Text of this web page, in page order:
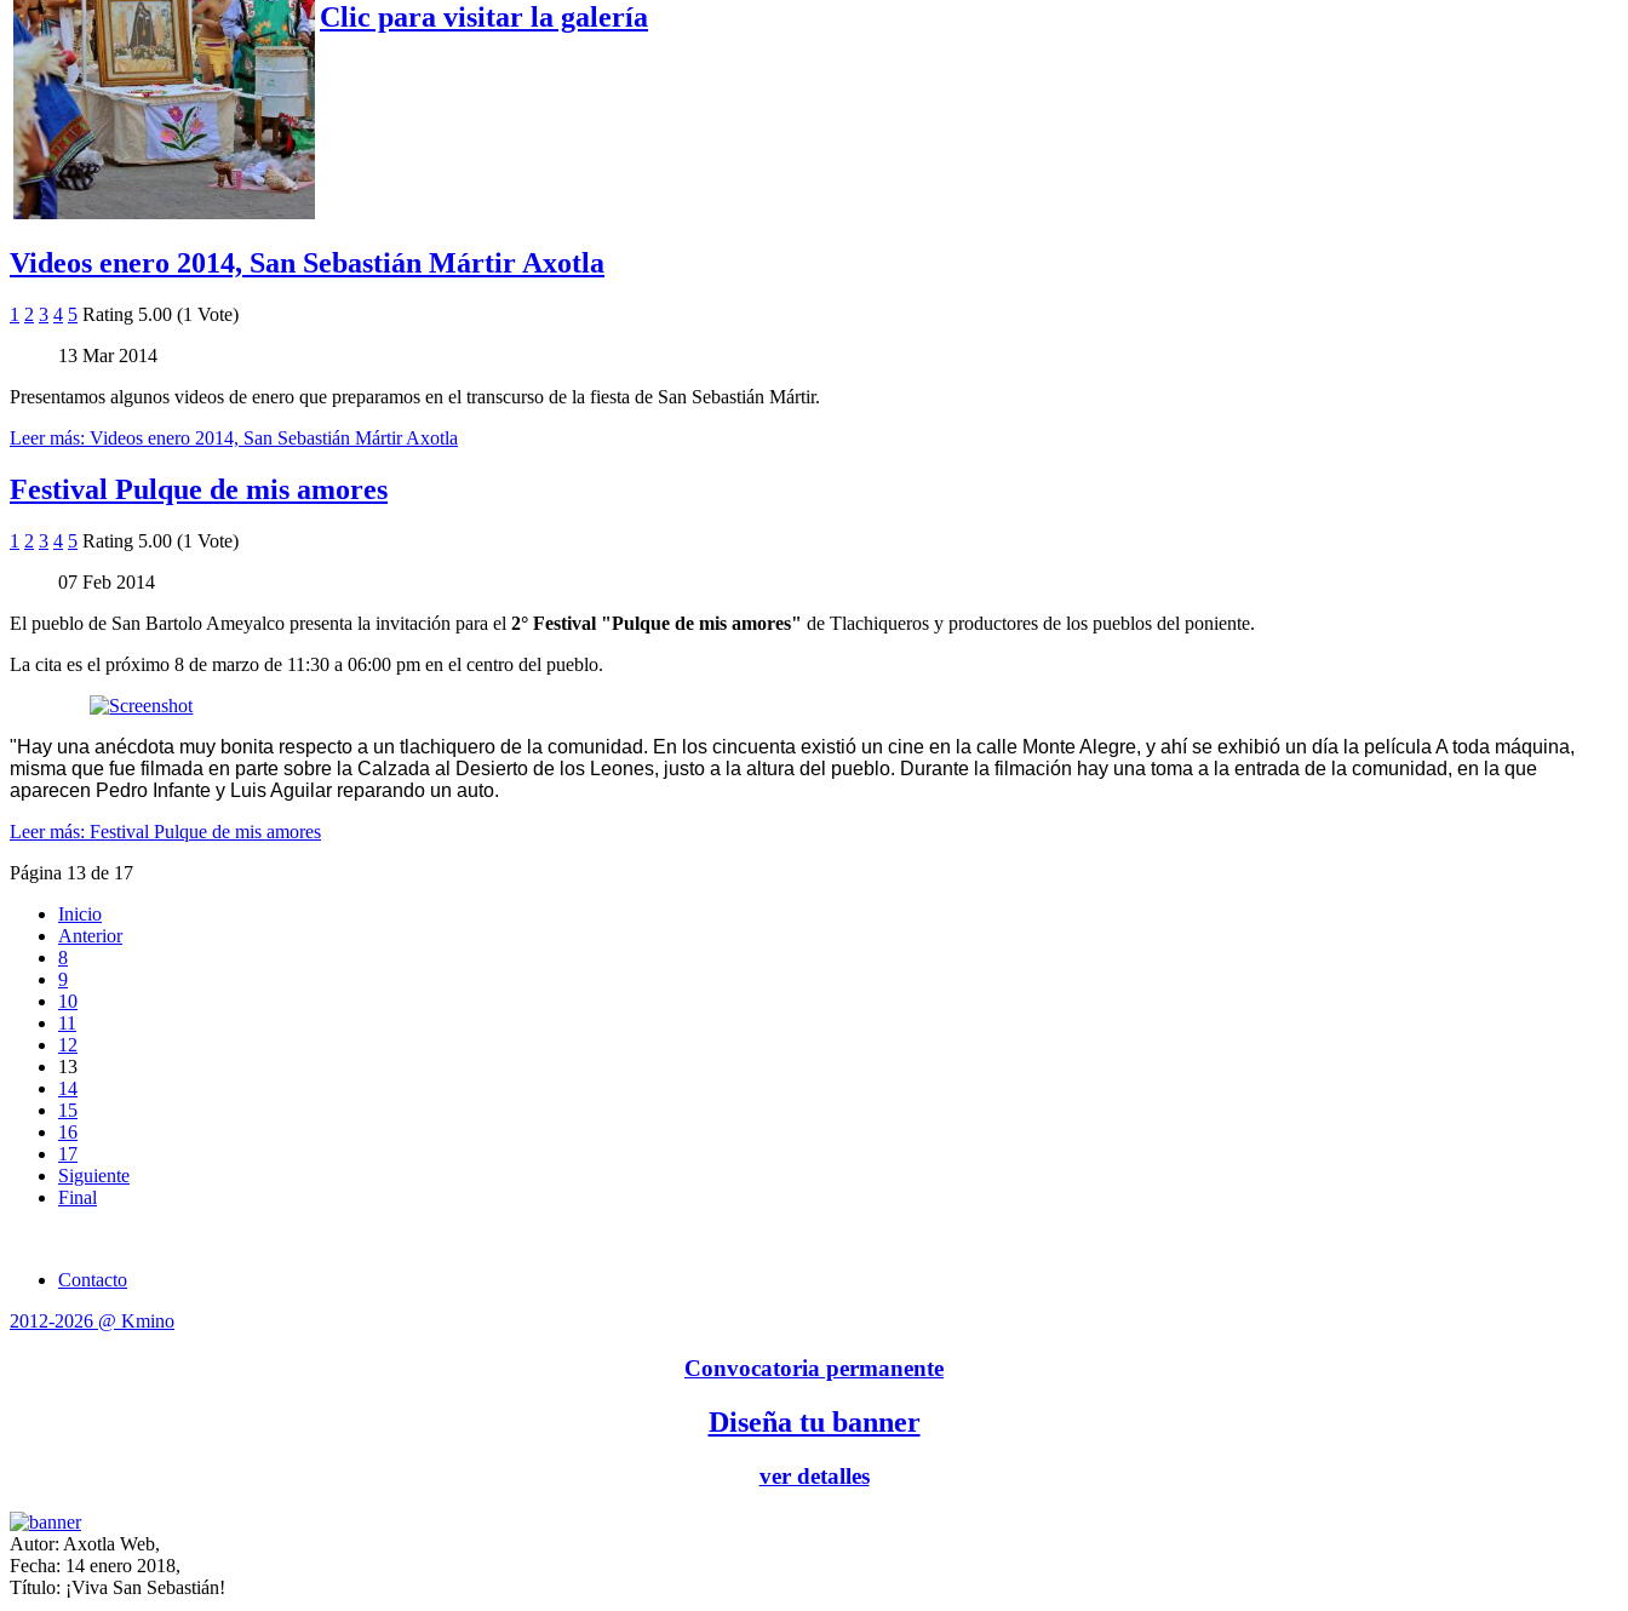
Clic para visitar la galería
Videos enero 2014, San Sebastián Mártir Axotla
1 2 3 4 5 Rating 5.00 (1 Vote)
13 Mar 2014
Presentamos algunos videos de enero que preparamos en el transcurso de la fiesta de San Sebastián Mártir.
Leer más: Videos enero 2014, San Sebastián Mártir Axotla
Festival Pulque de mis amores
1 2 3 4 5 Rating 5.00 (1 Vote)
07 Feb 2014
El pueblo de San Bartolo Ameyalco presenta la invitación para el 2° Festival "Pulque de mis amores" de Tlachiqueros y productores de los pueblos del poniente.
La cita es el próximo 8 de marzo de 11:30 a 06:00 pm en el centro del pueblo.
"Hay una anécdota muy bonita respecto a un tlachiquero de la comunidad. En los cincuenta existió un cine en la calle Monte Alegre, y ahí se exhibió un día la película A toda máquina,
misma que fue filmada en parte sobre la Calzada al Desierto de los Leones, justo a la altura del pueblo. Durante la filmación hay una toma a la entrada de la comunidad, en la que
aparecen Pedro Infante y Luis Aguilar reparando un auto.
Leer más: Festival Pulque de mis amores
Página 13 de 17
Inicio
Anterior
8
9
10
11
12
13
14
15
16
17
Siguiente
Final
Contacto
2012-2026 @ Kmino
Convocatoria permanente
Diseña tu banner
ver detalles
Autor: Axotla Web,
Fecha: 14 enero 2018,
Título: ¡Viva San Sebastián!